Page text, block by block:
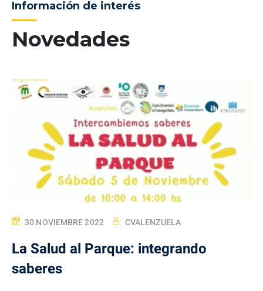
Novedades
Información de interés
30 NOVIEMBRE 2022 CVALENZUELA
La Salud al Parque: integrando
saberes